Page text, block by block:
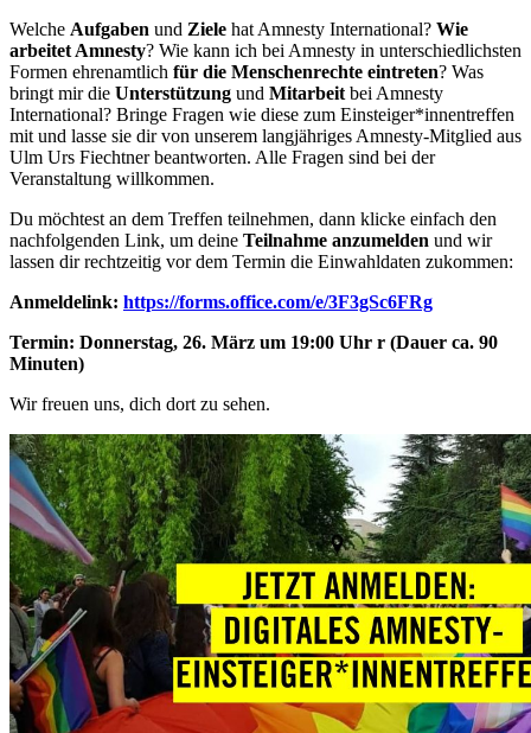
Welche Aufgaben und Ziele hat Amnesty International? Wie
arbeitet Amnesty? Wie kann ich bei Amnesty in unterschiedlichsten
Formen ehrenamtlich für die Menschenrechte eintreten? Was
bringt mir die Unterstützung und Mitarbeit bei Amnesty
International? Bringe Fragen wie diese zum Einsteiger*innentreffen
mit und lasse sie dir von unserem langjähriges Amnesty-Mitglied aus
Ulm Urs Fiechtner beantworten. Alle Fragen sind bei der
Veranstaltung willkommen.
Du möchtest an dem Treffen teilnehmen, dann klicke einfach den
nachfolgenden Link, um deine Teilnahme anzumelden und wir
lassen dir rechtzeitig vor dem Termin die Einwahldaten zukommen:
Anmeldelink: https://forms.office.com/e/3F3gSc6FRg
Termin: Donnerstag, 26. März um 19:00 Uhr r (Dauer ca. 90
Minuten)
Wir freuen uns, dich dort zu sehen.